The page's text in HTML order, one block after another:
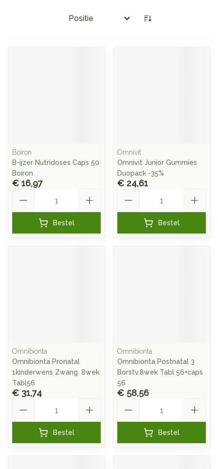
Sorteer op:
Boiron
B-ijzer Nutridoses Caps 50
Boiron
€ 16,97
Bestel
Omnivit
Omnivit Junior Gummies
Duopack -35%
€ 24,61
Bestel
Omnibionta
Omnibionta Pronatal
1kinderwens Zwang. 8wek
Tabl56
€ 31,74
Bestel
Omnibionta
Omnibionta Postnatal 3
Borstv.8wek Tabl 56+caps
56
€ 58,56
Bestel